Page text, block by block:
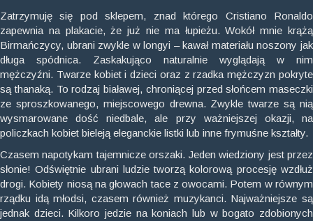
Zatrzymuję się pod sklepem, znad którego Cristiano Ronaldo
zapewnia na plakacie, że już nie ma łupieżu. Wokół mnie krążą
Birmańczycy, ubrani zwykle w longyi – kawał materiału noszony jak
długa spódnica. Zaskakująco naturalnie wyglądają w nim
mężczyźni. Twarze kobiet i dzieci oraz z rzadka mężczyzn pokryte
są thanaką. To rodzaj białawej, chroniącej przed słońcem maseczki
ze sproszkowanego, miejscowego drewna. Zwykle twarze są nią
wysmarowane dość niedbale, ale przy ważniejszej okazji, na
policzkach kobiet bieleją eleganckie listki lub inne frymuśne kształty.
Czasem napotykam tajemnicze orszaki. Jeden wiedziony jest przez
słonie! Odświętnie ubrani ludzie tworzą kolorową procesję wzdłuż
drogi. Kobiety niosą na głowach tace z owocami. Potem w równym
rządku idą młodsi, czasem również muzykanci. Najważniejsze są
jednak dzieci. Kilkoro jedzie na koniach lub w bogato zdobionych